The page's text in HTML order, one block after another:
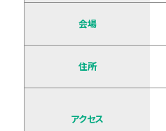
会場
住所
アクセス